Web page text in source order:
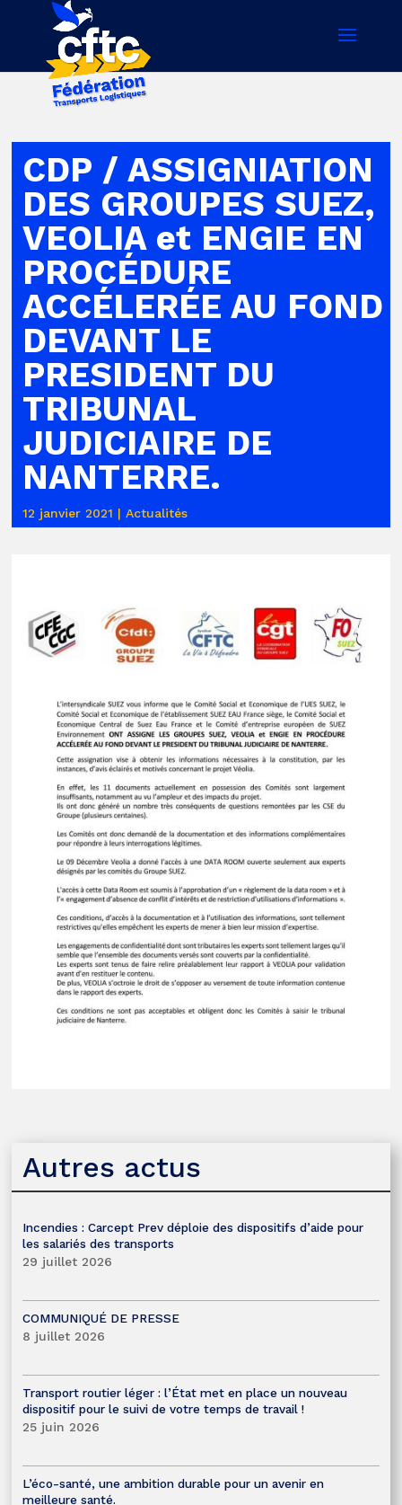
CDP / ASSIGNIATION
DES GROUPES SUEZ,
VEOLIA et ENGIE EN
PROCÉDURE
ACCÉLERÉE AU FOND
DEVANT LE
PRESIDENT DU
TRIBUNAL
JUDICIAIRE DE
NANTERRE.
12 janvier 2021 |Actualités
Autres actus
Incendies : Carcept Prev déploie des dispositifs d’aide pour
les salariés des transports
29 juillet 2026
COMMUNIQUÉ DE PRESSE
8 juillet 2026
Transport routier léger : l’État met en place un nouveau
dispositif pour le suivi de votre temps de travail !
25 juin 2026
L’éco-santé, une ambition durable pour un avenir en
meilleure santé.